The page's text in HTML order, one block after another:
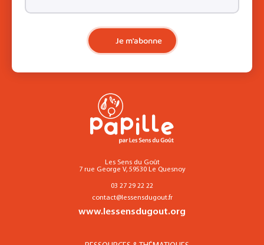
Je m'abonne
Les Sens du Goût
7 rue George V, 59530 Le Quesnoy
03 27 29 22 22
contact@lessensdugout.fr
www.lessensdugout.org